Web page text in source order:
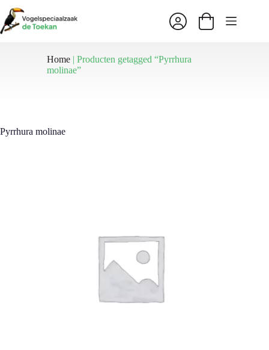
naar
de
inhoud
Winkelwagen
Home |Producten getagged “Pyrrhura
molinae”
Pyrrhura molinae